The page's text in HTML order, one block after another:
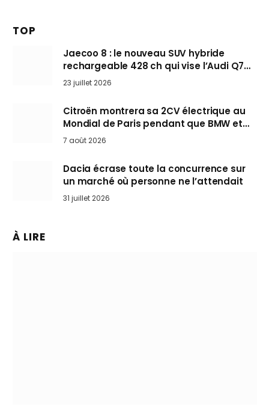
TOP
Jaecoo 8 : le nouveau SUV hybride
rechargeable 428 ch qui vise l’Audi Q7
arrive en Europe cet automne
23 juillet 2026
Citroën montrera sa 2CV électrique au
Mondial de Paris pendant que BMW et
Mini désertent le salon
7 août 2026
Dacia écrase toute la concurrence sur
un marché où personne ne l’attendait
31 juillet 2026
À LIRE